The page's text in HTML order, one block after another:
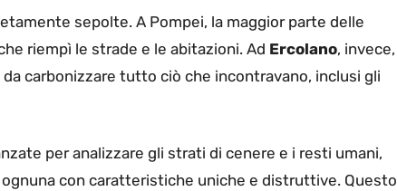
sepolte. A Pompei, la maggior parte delle
riempì le strade e le abitazioni. Ad Ercolano, invece,
carbonizzare tutto ciò che incontravano, inclusi gli
per analizzare gli strati di cenere e i resti umani,
con caratteristiche uniche e distruttive. Questo